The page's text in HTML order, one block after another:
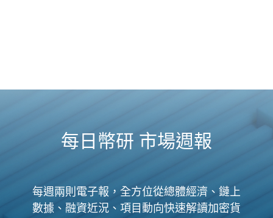
每日幣研 市場週報
每週兩則電子報，全方位從總體經濟、鏈上
數據、融資近況、項目動向快速解讀加密貨